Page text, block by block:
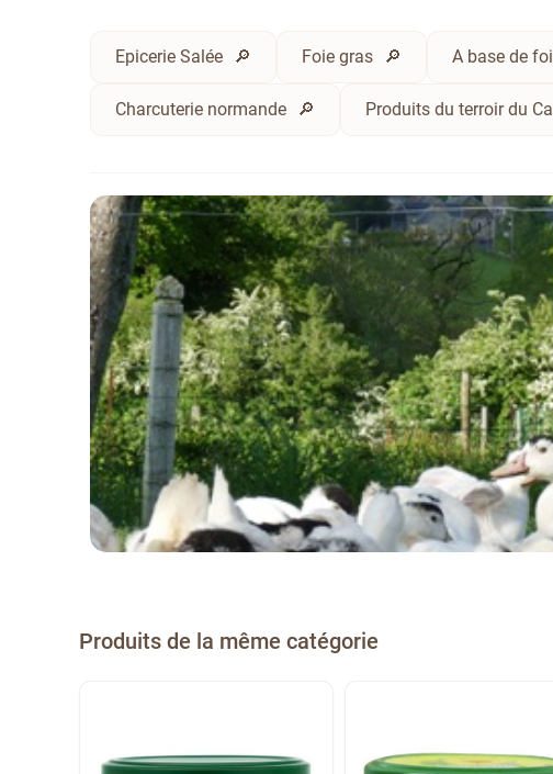
Epicerie Salée Foie gras A base de
Charcuterie normande Produits du terroir du
Produits de la même catégorie